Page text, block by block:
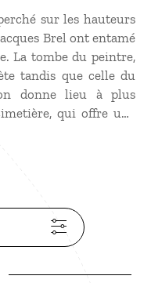
sur les hauteurs
Brel ont entamé
La tombe du peintre,
tandis que celle du
donne lieu à plus
qui offre une
pas de faire un
de ses amis